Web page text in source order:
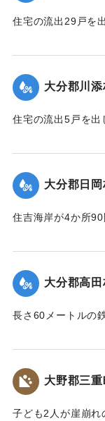
住宅の流出29戸を
｜固有コード:
大分郡川添
住宅の流出5戸を出
｜固有コード:
大分郡日岡
住吉海岸が4か所
｜固有コード:
大分郡高
長さ60メートルの
｜固有コード:
大野郡三
子ども2人が崖崩れ